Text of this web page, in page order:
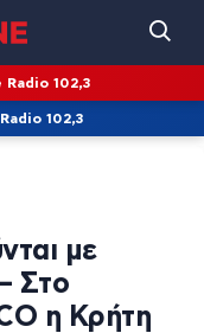
Radio 102,3
102,3
με
Στο
η Κρήτη